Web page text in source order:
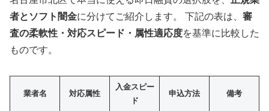
者とソフト闇金に分けてご紹介します。 下記の表は、 審
査の柔軟性・対応スピード・属性適応度を基準に比較した
ものです。
業者名 対応属性
入金スピー
ド
申込方法 備考